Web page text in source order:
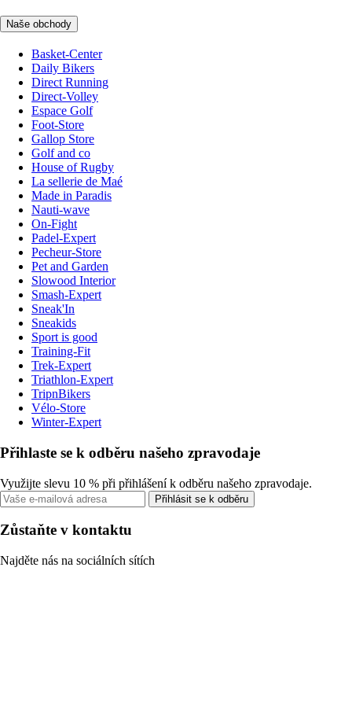
Naše obchody
Basket-Center
Daily Bikers
Direct Running
Direct-Volley
Espace Golf
Foot-Store
Gallop Store
Golf and co
House of Rugby
La sellerie de Maé
Made in Paradis
Nauti-wave
On-Fight
Padel-Expert
Pecheur-Store
Pet and Garden
Slowood Interior
Smash-Expert
Sneak'In
Sneakids
Sport is good
Training-Fit
Trek-Expert
Triathlon-Expert
TripnBikers
Vélo-Store
Winter-Expert
Přihlaste se k odběru našeho zpravodaje
Využijte slevu 10 % při přihlášení k odběru našeho zpravodaje.
Přihlásit se k odběru
Zůstaňte v kontaktu
Najděte nás na sociálních sítích